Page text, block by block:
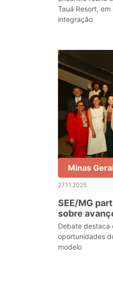
Tauá Resort,
integração
Minas
27.11.2025
SEE/MG
sobre
São Paulo
Debate destaca
oportunidades
modelo